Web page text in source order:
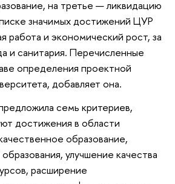
на третье — ликвидацию
значимых достижений ЦУР
работа и экономический рост, за
и санитария. Перечисленные
определения проектной
добавляет она.
семь критериев,
достижения в области
образование,
улучшение качества
расширение